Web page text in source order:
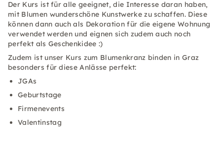
Der Kurs ist für alle geeignet, die Interesse daran haben,
mit Blumen wunderschöne Kunstwerke zu schaffen. Diese
können dann auch als Dekoration für die eigene Wohnung
verwendet werden und eignen sich zudem auch noch
perfekt als Geschenkidee :)
Zudem ist unser Kurs zum Blumenkranz binden in Graz
besonders für diese Anlässe perfekt:
JGAs
Geburtstage
Firmenevents
Valentinstag